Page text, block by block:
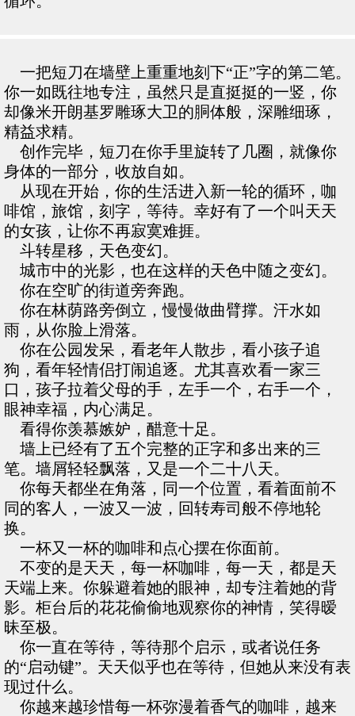
一把短刀在墙壁上重重地刻下“正”字的第二笔。
你一如既往地专注，虽然只是直挺挺的一竖，你
却像米开朗基罗雕琢大卫的胴体般，深雕细琢，
精益求精。
创作完毕，短刀在你手里旋转了几圈，就像你
身体的一部分，收放自如。
从现在开始，你的生活进入新一轮的循环，咖
啡馆，旅馆，刻字，等待。幸好有了一个叫天天
的女孩，让你不再寂寞难捱。
斗转星移，天色变幻。
城市中的光影，也在这样的天色中随之变幻。
你在空旷的街道旁奔跑。
你在林荫路旁倒立，慢慢做曲臂撑。汗水如
雨，从你脸上滑落。
你在公园发呆，看老年人散步，看小孩子追
狗，看年轻情侣打闹追逐。尤其喜欢看一家三
口，孩子拉着父母的手，左手一个，右手一个，
眼神幸福，内心满足。
看得你羡慕嫉妒，醋意十足。
墙上已经有了五个完整的正字和多出来的三
笔。墙屑轻轻飘落，又是一个二十八天。
你每天都坐在角落，同一个位置，看着面前不
同的客人，一波又一波，回转寿司般不停地轮
换。
一杯又一杯的咖啡和点心摆在你面前。
不变的是天天，每一杯咖啡，每一天，都是天
天端上来。你躲避着她的眼神，却专注着她的背
影。柜台后的花花偷偷地观察你的神情，笑得暧
昧至极。
你一直在等待，等待那个启示，或者说任务
的“启动键”。天天似乎也在等待，但她从来没有表
现过什么。
你越来越珍惜每一杯弥漫着香气的咖啡，越来